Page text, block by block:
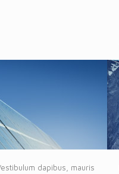
dapibus, mauris